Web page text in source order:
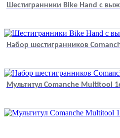
Шестигранники Bike Hand с
Набор шестигранников
Мультитул Comanche Multitool